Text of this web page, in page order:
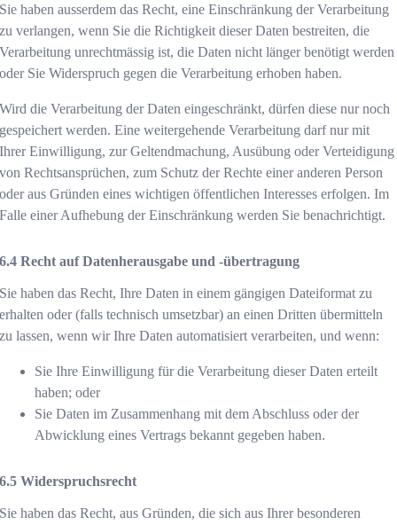
Sie haben ausserdem das Recht, eine Einschränkung der Verarbeitung
zu verlangen, wenn Sie die Richtigkeit dieser Daten bestreiten, die
Verarbeitung unrechtmässig ist, die Daten nicht länger benötigt werden
oder Sie Widerspruch gegen die Verarbeitung erhoben haben.
Wird die Verarbeitung der Daten eingeschränkt, dürfen diese nur noch
gespeichert werden. Eine weitergehende Verarbeitung darf nur mit
Ihrer Einwilligung, zur Geltendmachung, Ausübung oder Verteidigung
von Rechtsansprüchen, zum Schutz der Rechte einer anderen Person
oder aus Gründen eines wichtigen öffentlichen Interesses erfolgen. Im
Falle einer Aufhebung der Einschränkung werden Sie benachrichtigt.
Recht auf Datenherausgabe und -übertragung
Sie haben das Recht, Ihre Daten in einem gängigen Dateiformat zu
erhalten oder (falls technisch umsetzbar) an einen Dritten übermitteln
zu lassen, wenn wir Ihre Daten automatisiert verarbeiten, und wenn:
Sie Ihre Einwilligung für die Verarbeitung dieser Daten erteilt
haben; oder
Sie Daten im Zusammenhang mit dem Abschluss oder der
Abwicklung eines Vertrags bekannt gegeben haben.
Widerspruchsrecht
Sie haben das Recht, aus Gründen, die sich aus Ihrer besonderen